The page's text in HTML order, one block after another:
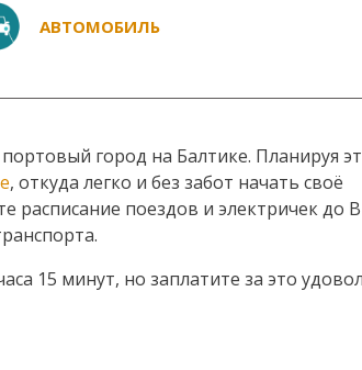
АВТОМОБИЛЬ
город на Балтике. Планируя
, откуда легко и без забот начать своё
расписание поездов и электричек до
15 минут, но заплатите за это